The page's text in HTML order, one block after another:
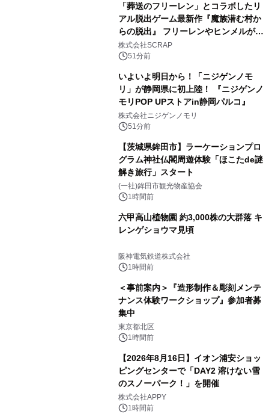
「葬送のフリーレン」とコラボしたリ
アル脱出ゲーム最新作『魔族潜む村か
らの脱出』 フリーレンやヒンメルが武
器を手に魔族を見据える描き下ろしメ
インビジュアル公開
株式会社SCRAP
51分前
いよいよ明日から！「ニジゲンノモ
リ」が静岡県に初上陸！ 『ニジゲンノ
モリPOP UPストアin静岡パルコ』
株式会社ニジゲンノモリ
51分前
【茨城県鉾田市】ラーケーションプロ
グラム神社仏閣周遊体験「ほこたde謎
解き旅行」スタート
(一社)鉾田市観光物産協会
1時間前
六甲高山植物園 約3,000株の大群落 キ
レンゲショウマ見頃
阪神電気鉄道株式会社
1時間前
＜事前案内＞『造形制作＆彫刻メンテ
ナンス体験ワークショップ』参加者募
集中
東京都北区
1時間前
【2026年8月16日】イオン浦安ショッ
ピングセンターで「DAY2 溶けない雪
のスノーパーク！」を開催
株式会社APPY
1時間前